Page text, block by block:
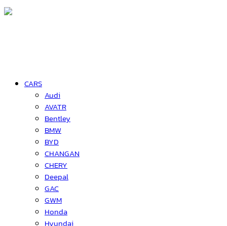
CARS
Audi
AVATR
Bentley
BMW
BYD
CHANGAN
CHERY
Deepal
GAC
GWM
Honda
Hyundai